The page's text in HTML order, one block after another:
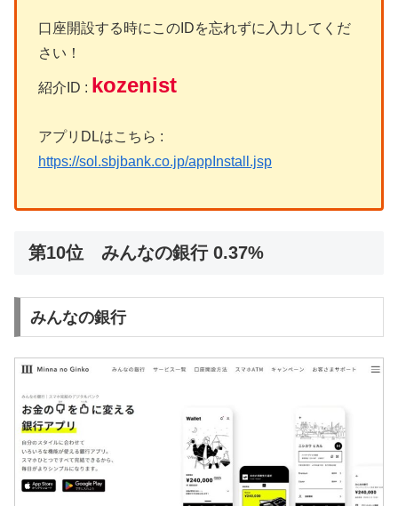
口座開設する時にこのIDを忘れずに入力してくだ
さい！
紹介ID : kozenist
アプリDLはこちら :
https://sol.sbjbank.co.jp/appInstall.jsp
第10位 みんなの銀行 0.37%
みんなの銀行